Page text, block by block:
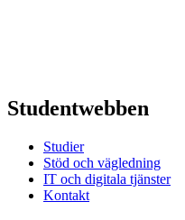
Studentwebben
Studier
Stöd och vägledning
IT och digitala tjänster
Kontakt